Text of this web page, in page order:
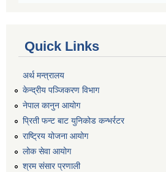
Quick Links
अर्थ मन्त्रालय
केन्द्रीय पञ्जिकरण विभाग
नेपाल कानुन आयोग
प्रिती फन्ट बाट युनिकोड कन्भर्रटर
राष्ट्रिय योजना आयोग
लोक सेवा आयोग
श्रम संसार प्रणाली